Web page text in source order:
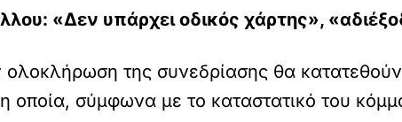
«Δεν υπάρχει οδικός χάρτης»,
ολοκλήρωση της συνεδρίασης θα
οποία, σύμφωνα με το καταστατικό του